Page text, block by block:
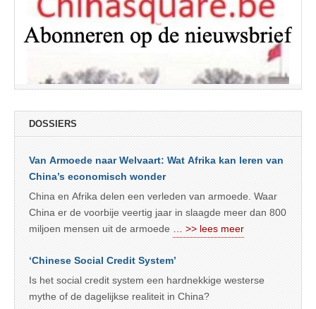
DOSSIERS
Van Armoede naar Welvaart: Wat Afrika kan leren van
China’s economisch wonder
China en Afrika delen een verleden van armoede. Waar
China er de voorbije veertig jaar in slaagde meer dan 800
miljoen mensen uit de armoede
… >> lees meer
‘Chinese Social Credit System’
Is het social credit system een hardnekkige westerse
mythe of de dagelijkse realiteit in China?